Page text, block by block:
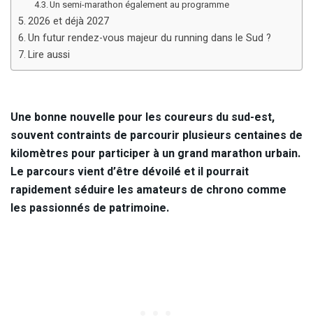
Un semi-marathon également au programme
2026 et déjà 2027
Un futur rendez-vous majeur du running dans le Sud ?
Lire aussi
Une bonne nouvelle pour les coureurs du sud-est,
souvent contraints de parcourir plusieurs centaines de
kilomètres pour participer à un grand marathon urbain.
Le parcours vient d’être dévoilé et il pourrait
rapidement séduire les amateurs de chrono comme
les passionnés de patrimoine.